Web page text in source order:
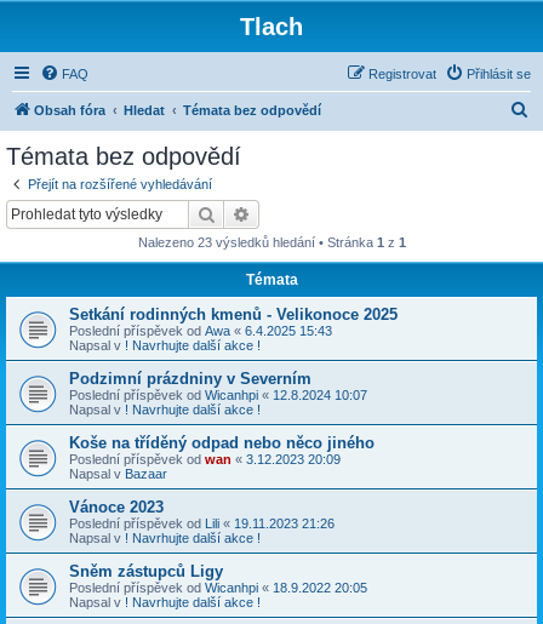
Tlach
FAQ Přihlásit se
Registrovat
Obsah fóra Hledat Témata bez odpovědí
Témata bez odpovědí
Přejít na rozšířené vyhledávání
Hledat
Nalezeno 23 výsledků hledání • Stránka 1 z 1
Témata
Setkání rodinných kmenů - Velikonoce 2025
Poslední příspěvek od Awa « 6.4.2025 15:43
Napsal v ! Navrhujte další akce !
Podzimní prázdniny v Severním
Poslední příspěvek od Wicanhpi « 12.8.2024 10:07
Napsal v ! Navrhujte další akce !
Koše na tříděný odpad nebo něco jiného
Poslední příspěvek od wan « 3.12.2023 20:09
Napsal v Bazaar
Vánoce 2023
Poslední příspěvek od Lili « 19.11.2023 21:26
Napsal v ! Navrhujte další akce !
Sněm zástupců Ligy
Poslední příspěvek od Wicanhpi « 18.9.2022 20:05
Napsal v ! Navrhujte další akce !